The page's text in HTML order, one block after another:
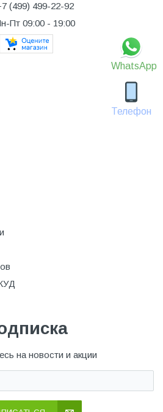
WhatsApp
Телефон
(499) 499-22-92
Пт 09:00 - 19:00
на новости и акции